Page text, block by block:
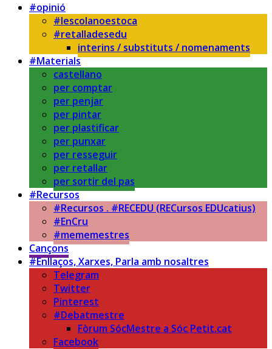
#opinió
#lescolanoestoca
#retalladesedu
interins / substituts / nomenaments
#Materials
castellano
per comptar
per penjar
per pintar
per plastificar
per punxar
per resseguir
per retallar
per sortir del pas
#Recursos
#Recursos . #RECEDU (RECursos EDUcatius)
#EnCru
#mememestres
Cançons
#Enllaços, Xarxes, Parla amb nosaltres
Telegram
Twitter
Pinterest
#Debatmestre
Fòrum SócMestre a Sóc Petit.cat
Facebook